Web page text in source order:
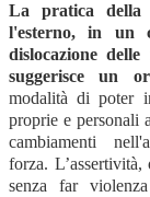
La pratica della
l'esterno, in un
dislocazione
suggerisce un
modalità di poter
proprie e personali
cambiamenti
forza.
senza far